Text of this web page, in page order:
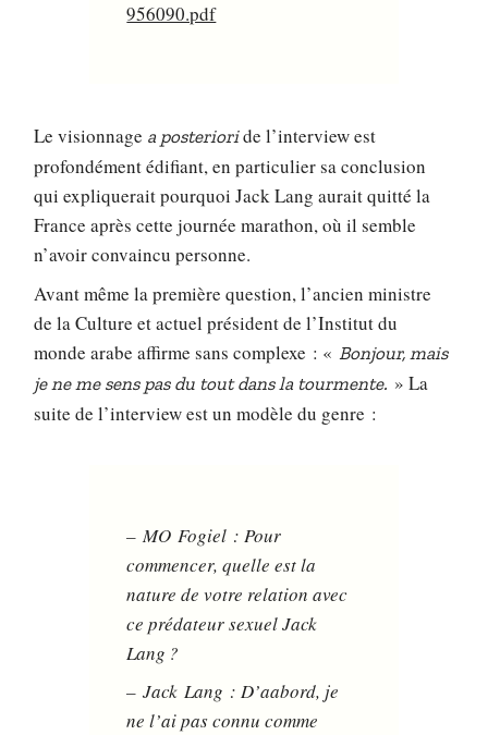
956090.pdf
Le visionnage a posterioride l’interview est
profondément édifiant, en particulier sa conclusion
qui expliquerait pourquoi Jack Lang aurait quitté la
France après cette journée marathon, où il semble
n’avoir convaincu personne.
Avant même la première question, l’ancien ministre
de la Culture et actuel président de l’Institut du
monde arabe affirme sans complexe : «Bonjour, mais
je ne me sens pas du tout dans la tourmente. » La
suite de l’interview est un modèle du genre :
– MO Fogiel : Pour
commencer, quelle est la
nature de votre relation avec
ce prédateur sexuel Jack
Lang ?
– Jack Lang : D’aabord, je
ne l’ai pas connu comme